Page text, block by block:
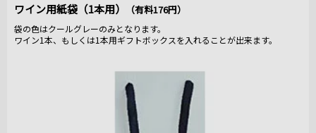
ワイン用紙袋（1本用） （有料176円）
袋の色はクールグレーのみとなります。
ワイン1本、もしくは1本用ギフトボックスを入れることが出来ます。